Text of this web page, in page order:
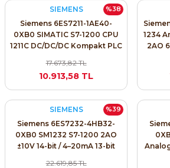
%38
SIEMENS
Siemens 6ES7211-1AE40-
0XB0 SIMATIC S7-1200 CPU
1211C DC/DC/DC Kompakt PLC
17.673,82 TL
10.913,58 TL
1234
2AO
%39
SIEMENS
Siemens 6ES7232-4HB32-
0XB0 SM1232 S7-1200 2AO
±10V 14-bit / 4–20mA 13-bit
22.619,85 TL